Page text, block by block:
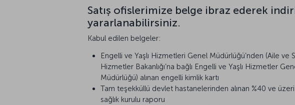
Satış ofislerimize belge ibraz ederek
yararlanabilirsiniz.
Kabul edilen belgeler:
Engelli ve Yaşlı Hizmetleri Genel Müdürlüğü’nden (Aile ve
Hizmetler Bakanlığı’na bağlı Engelli ve Yaşlı Hizmetler
Müdürlüğü) alınan engelli kimlik kartı
Tam teşekküllü devlet hastanelerinden alınan %40 ve
sağlık kurulu raporu